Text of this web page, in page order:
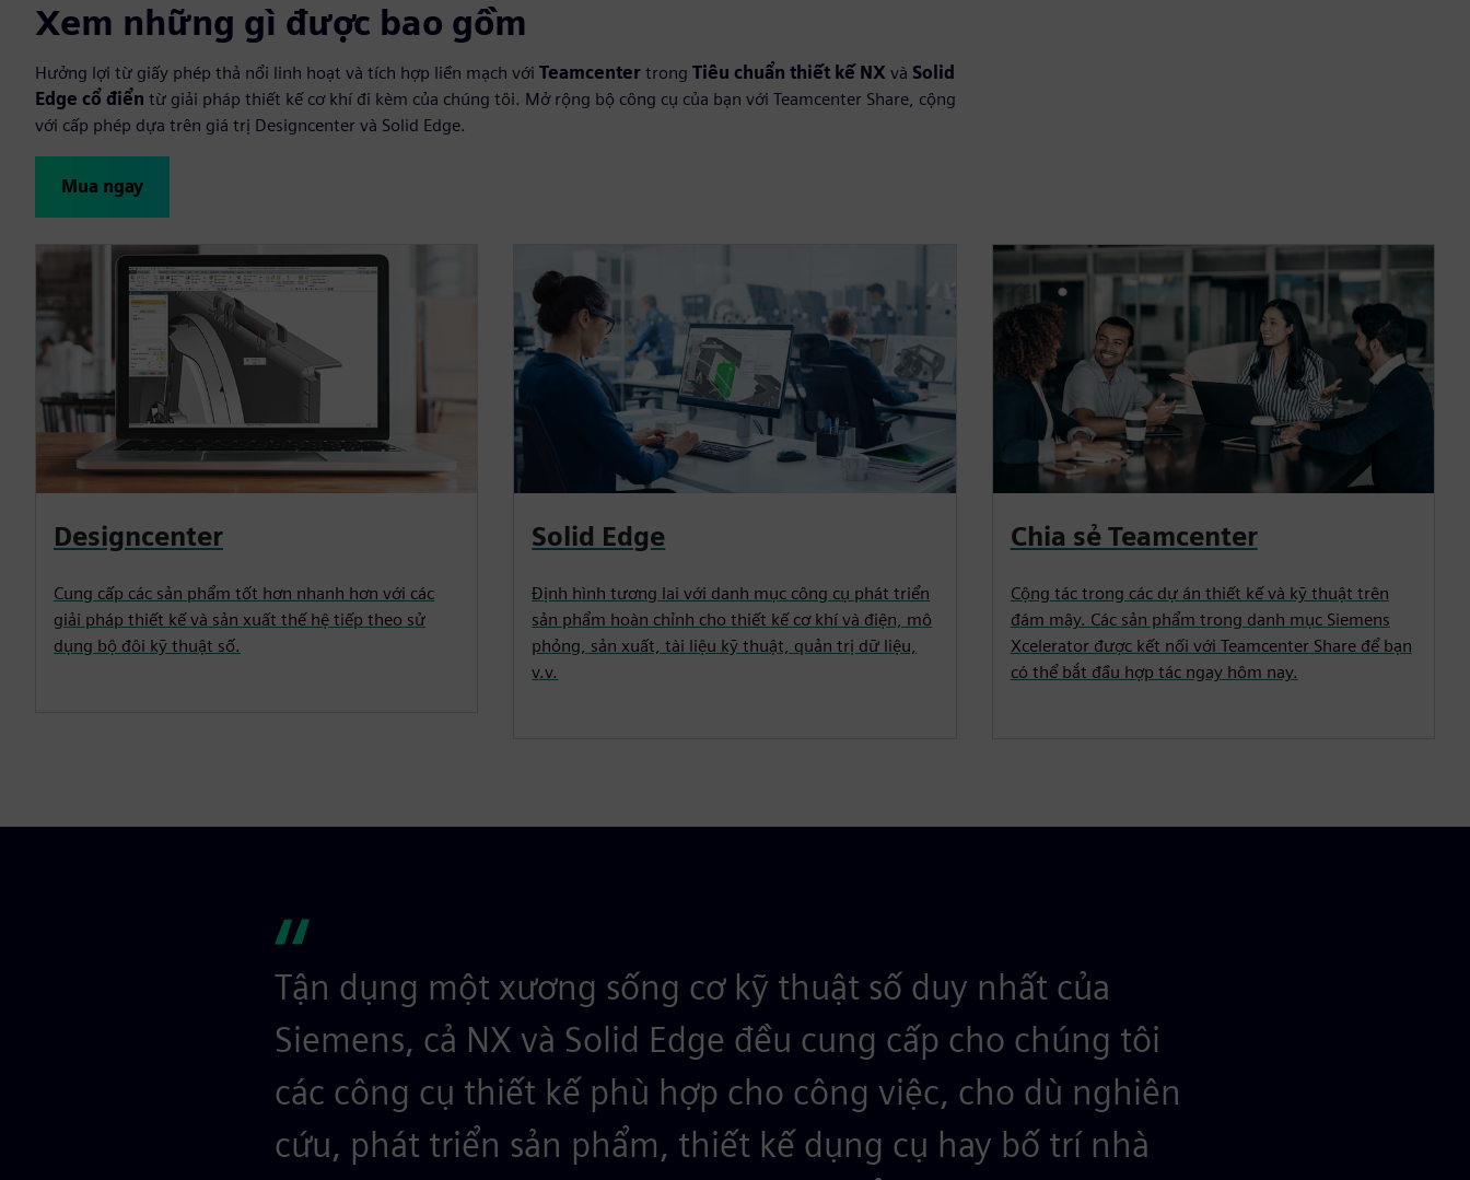
Xem những gì được bao gồm
Hưởng lợi từ giấy phép thả nổi linh hoạt và tích hợp liền mạch với Teamcenter trong Tiêu chuẩn thiết kế NX và Solid
Edge cổ điển từ giải pháp thiết kế cơ khí đi kèm của chúng tôi. Mở rộng bộ công cụ của bạn với Teamcenter Share, cộng
với cấp phép dựa trên giá trị Designcenter và Solid Edge.
Mua ngay
Designcenter
Cung cấp các sản phẩm tốt hơn nhanh hơn với các
giải pháp thiết kế và sản xuất thế hệ tiếp theo sử
dụng bộ đôi kỹ thuật số.
Solid Edge
Định hình tương lai với danh mục công cụ phát triển
sản phẩm hoàn chỉnh cho thiết kế cơ khí và điện, mô
phỏng, sản xuất, tài liệu kỹ thuật, quản trị dữ liệu,
v.v.
Chia sẻ Teamcenter
Cộng tác trong các dự án thiết kế và kỹ thuật trên
đám mây. Các sản phẩm trong danh mục Siemens
Xcelerator được kết nối với Teamcenter Share để bạn
có thể bắt đầu hợp tác ngay hôm nay.
Tận dụng một xương sống cơ kỹ thuật số duy nhất của
Siemens, cả NX và Solid Edge đều cung cấp cho chúng tôi
các công cụ thiết kế phù hợp cho công việc, cho dù nghiên
cứu, phát triển sản phẩm, thiết kế dụng cụ hay bố trí nhà